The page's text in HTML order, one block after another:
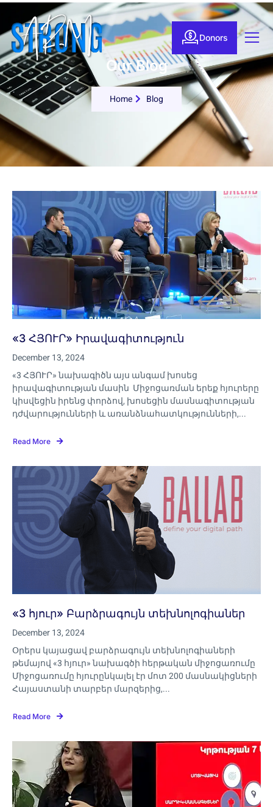
Donors
Our Blog
Home Blog
«3 ՀՅՈՒՐ» Իրավագիտություն
December 13, 2024
«3 ՀՅՈՒՐ» նախագիծն այս անգամ խոսեց
իրավագիտության մասին Միջոցառման երեք հյուրերը
կիսվեցին իրենց փորձով, խոսեցին մասնագիտության
դժվարությունների և առանձնահատկությունների,...
Read More
«3 հյուր» Բարձրագույն տեխնոլոգիաներ
December 13, 2024
Օրերս կայացավ բարձրագույն տեխնոլոգիաների
թեմայով «3 հյուր» նախագծի հերթական միջոցառումը
Միջոցառումը հյուրընկալել էր մոտ 200 մասնակիցների
Հայաստանի տարբեր մարզերից,...
Read More